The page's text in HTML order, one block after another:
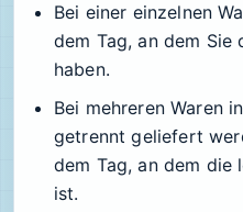
Bei einer einzelnen
dem Tag, an dem Sie
haben.
Bei mehreren Waren
getrennt geliefert
dem Tag, an dem die
ist.